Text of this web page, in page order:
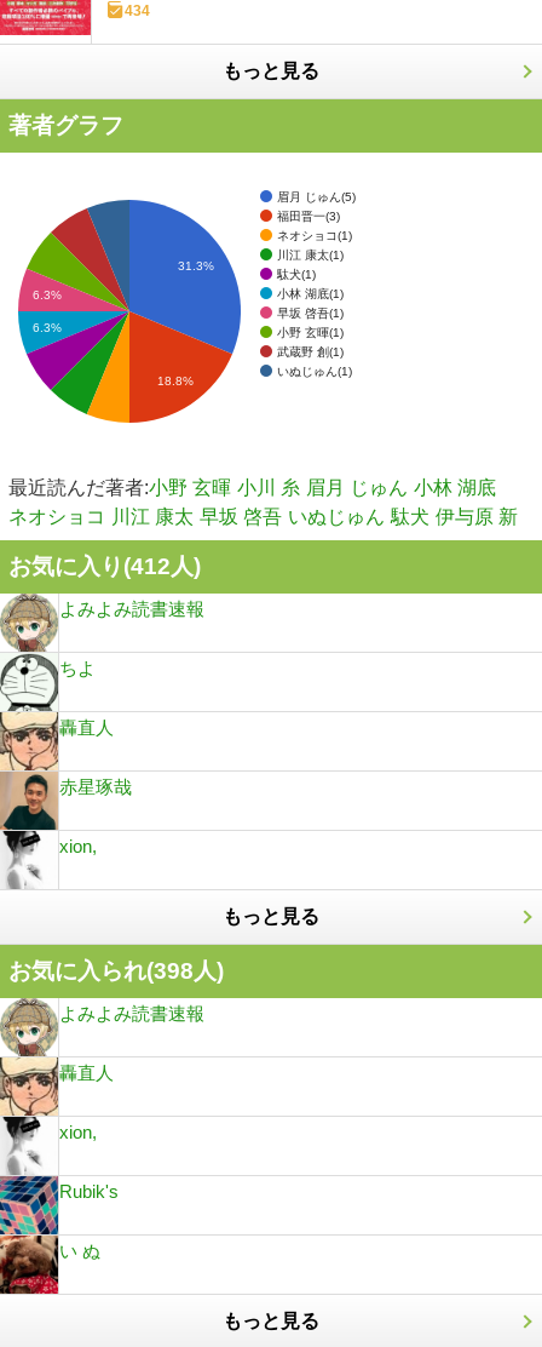
434
もっと見る
著者グラフ
眉月 じゅん(5)
福田晋一(3)
ネオショコ(1)
川江 康太(1)
駄犬(1)
小林 湖底(1)
早坂 啓吾(1)
小野 玄暉(1)
武蔵野 創(1)
いぬじゅん(1)
31.3%
6.3%
6.3%
18.8%
最近読んだ著者:小野 玄暉 小川 糸 眉月 じゅん 小林 湖底
ネオショコ
川江 康太 早坂 啓吾 いぬじゅん 駄犬 伊与原 新
お気に入り(412人)
よみよみ読書速報
ちよ
轟直人
赤星琢哉
xion,
もっと見る
お気に入られ(398人)
よみよみ読書速報
轟直人
xion,
Rubik's
い ぬ
もっと見る